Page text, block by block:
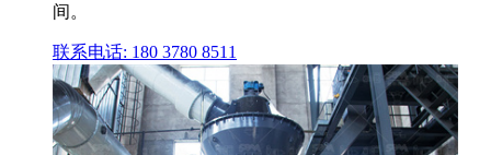
间。
联系电话: 180 3780 8511